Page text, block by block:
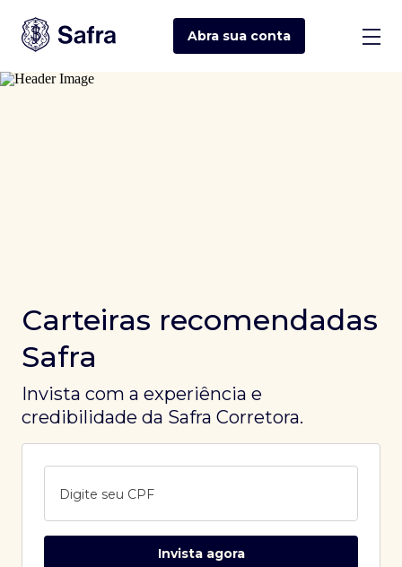
Abra sua conta
Carteiras recomendadas
Safra
Invista com a experiência e
credibilidade da Safra Corretora.
Digite seu CPF
Invista agora